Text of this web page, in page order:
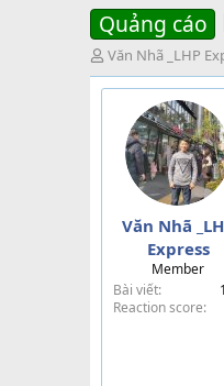
Quảng cáo
T
h
r
Văn Nhã _LHP
Văn Nhã
Express
Member
Bài viết
Reaction score